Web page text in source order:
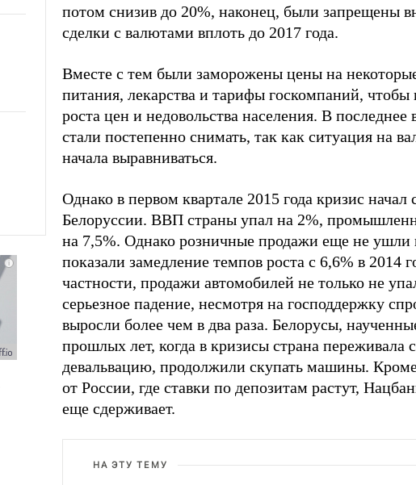
потом снизив до 20%, наконец, были запрещены
сделки с валютами вплоть до 2017 года.
Вместе с тем были заморожены цены на
питания, лекарства и тарифы госкомпаний, чтобы
роста цен и недовольства населения. В последнее
стали постепенно снимать, так как ситуация на
начала выравниваться.
Однако в первом квартале 2015 года кризис начал
Белоруссии. ВВП страны упал на 2%,
на 7,5%. Однако розничные продажи еще не ушли
показали замедление темпов роста с 6,6% в 2014
частности, продажи автомобилей не только не
серьезное падение, несмотря на господдержку
выросли более чем в два раза. Белорусы,
прошлых лет, когда в кризисы страна переживала
девальвацию, продолжили скупать машины.
от России, где ставки по депозитам растут,
еще сдерживает.
НА ЭТУ ТЕМУ